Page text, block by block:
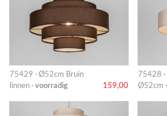
75429 · Ø52cm Bruin
linnen · voorradig 159,00
75428
Ø52cm ·